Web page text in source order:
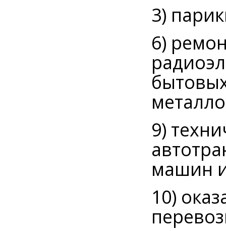
3)
6)
9)
машин
10)